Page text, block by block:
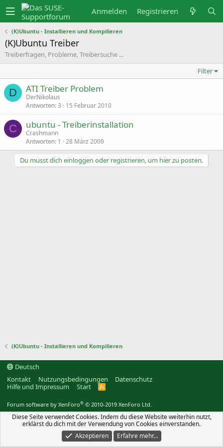
Anmelden Registrieren
(K)Ubuntu - Installieren und Kompilieren
(K)Ubuntu Treiber
Treiberfragen, Probleme, Treibersuche ...
Filter
D ATI Treiber Problem
DerNikolaus
Antworten 3 15 Februar 2010
C ubuntu - Treiberinstallation
Crashmann
Antworten 1 28 März 2009
Du musst dich einloggen oder registrieren, um hier zu posten.
(K)Ubuntu - Installieren und Kompilieren
Deutsch
Kontakt
Nutzungsbedingungen
Datenschutz
Hilfe und Impressum
Start
R
Forum software by XenForo® © 2010-2019 XenForo Ltd.
Diese Seite verwendet Cookies. Indem du diese Website weiterhin nutzt,
erklärst du dich mit der Verwendung von Cookies einverstanden.
Akzeptieren
Erfahre mehr…